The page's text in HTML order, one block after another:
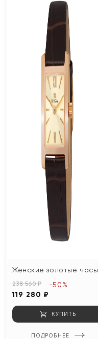
Женские золотые часы
238 560 ₽
119 280 ₽
-50%
КУПИТЬ
ПОДРОБНЕЕ